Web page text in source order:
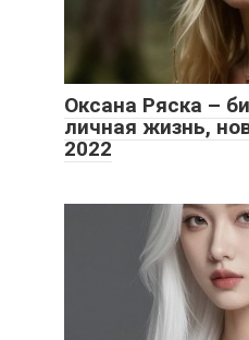
Оксана Ряска –
личная жизнь,
2022